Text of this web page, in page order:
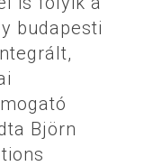
budapesti
Björn